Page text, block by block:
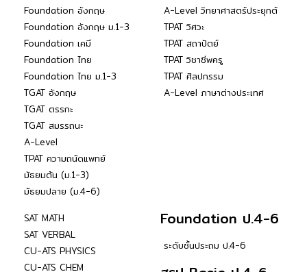
Foundation อังกฤษ
Foundation อังกฤษ ม.1-3
Foundation เคมี
Foundation ไทย
Foundation ไทย ม.1-3
TGAT อังกฤษ
TGAT ตรรกะ
TGAT สมรรถนะ
A-Level
TPAT ความถนัดแพทย์
มัธยมต้น (ม.1-3)
มัธยมปลาย (ม.4-6)
A-Level วิทยาศาสตร์ประยุกต์
TPAT วิศวะ
TPAT สถาปัตย์
TPAT วิชาชีพครู
TPAT ศิลปกรรม
A-Level ภาษาต่างประเทศ
SAT MATH
SAT VERBAL
CU-ATS PHYSICS
CU-ATS CHEM
Foundation ป.4-6
ระดับชั้นประถม ป.4-6